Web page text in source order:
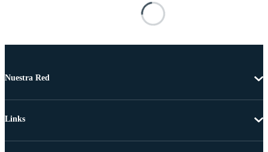
Nuestra Red
Links